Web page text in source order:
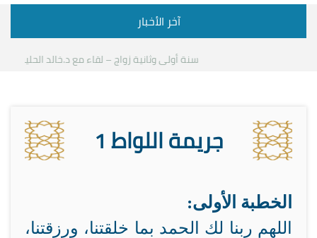
آخر الأخبار
سنة أولى وثانية زواج – لقاء مع د.خالد الحليبي
جريمة اللواط 1
الخطبة الأولى:
اللهم ربنا لك الحمد بما خلقتنا، ورزقتنا،